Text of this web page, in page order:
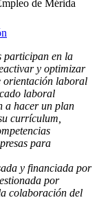
de Mérida
participan en la
y optimizar
orientación laboral
laboral
a hacer un plan
currículum,
para
y financiada por
por
colaboración del